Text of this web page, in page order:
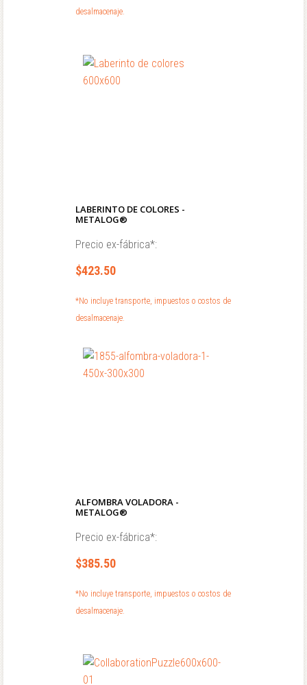
desalmacenaje.
LABERINTO DE COLORES -
METALOG®
Precio ex-fábrica*:
$423.50
*No incluye transporte, impuestos o costos de
desalmacenaje.
ALFOMBRA VOLADORA -
METALOG®
Precio ex-fábrica*:
$385.50
*No incluye transporte, impuestos o costos de
desalmacenaje.